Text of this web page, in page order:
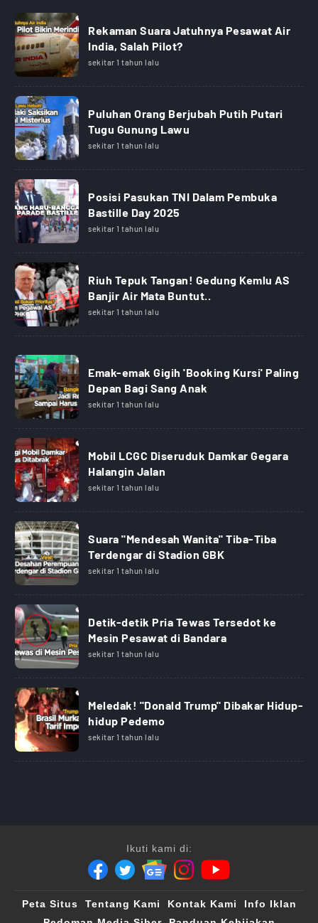
Rekaman Suara Jatuhnya Pesawat Air
India, Salah Pilot?
sekitar 1 tahun lalu
Puluhan Orang Berjubah Putih Putari
Tugu Gunung Lawu
sekitar 1 tahun lalu
Posisi Pasukan TNI Dalam Pembuka
Bastille Day 2025
sekitar 1 tahun lalu
Riuh Tepuk Tangan! Gedung Kemlu AS
Banjir Air Mata Buntut..
sekitar 1 tahun lalu
Emak-emak Gigih 'Booking Kursi' Paling
Depan Bagi Sang Anak
sekitar 1 tahun lalu
Mobil LCGC Diseruduk Damkar Gegara
Halangin Jalan
sekitar 1 tahun lalu
Suara "Mendesah Wanita" Tiba-Tiba
Terdengar di Stadion GBK
sekitar 1 tahun lalu
Detik-detik Pria Tewas Tersedot ke
Mesin Pesawat di Bandara
sekitar 1 tahun lalu
Meledak! "Donald Trump" Dibakar Hidup-
hidup Pedemo
sekitar 1 tahun lalu
Ikuti kami di:
Peta Situs Tentang Kami Kontak Kami
Info Iklan